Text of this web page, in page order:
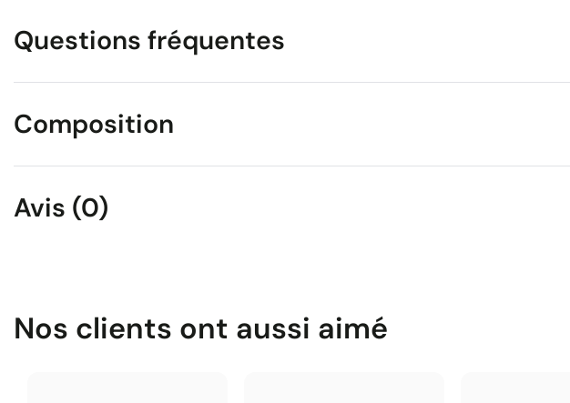
Questions fréquentes
Composition
Avis (0)
Nos clients ont aussi aimé